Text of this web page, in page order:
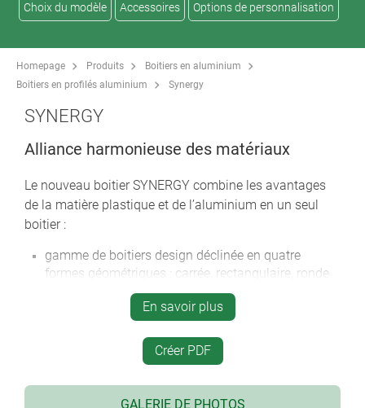
Choix du modèle Accessoires Options de personnalisation
Homepage Produits
Boitiers en aluminium
Boitiers en profilés aluminium
Synergy
SYNERGY
Alliance harmonieuse des matériaux
Le nouveau boitier SYNERGY combine les avantages
de la matière plastique et de l’aluminium en un seul
boitier :
gamme de boitiers design déclinée en quatre
formes géométriques : carrée, rectangulaire, ronde
*** iF product design award ***
36 tailles de boitiers offrant de l'espace pour
vis inox à empreinte Torx
En savoir plus
Créer PDF
GALERIE DE PHOTOS